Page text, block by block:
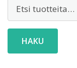
HAKU